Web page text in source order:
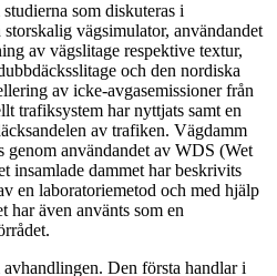
som diskuteras i
vägsimulator, användandet
av vägslitage respektive textur,
och den nordiska
av icke-avgasemissioner från
trafiksystem har nyttjats samt en
av trafiken. Vägdamm
genom användandet av WDS (Wet
insamlade dammet har beskrivits
en laboratoriemetod och med hjälp
har även använts som en
Den första handlar i